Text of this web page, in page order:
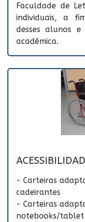
Faculdade de
individuais, a
desses alunos
acadêmica.
- Carteiras
cadeirantes
- Carteiras
notebooks/tablet